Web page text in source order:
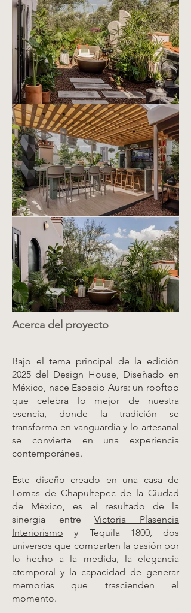
Acerca del proyecto
Bajo el tema principal de la edición
2025 del Design House, Diseñado en
México, nace Espacio Aura: un rooftop
que celebra lo mejor de nuestra
esencia, donde la tradición se
transforma en vanguardia y lo artesanal
se convierte en una experiencia
contemporánea.
Este diseño creado en una casa de
Lomas de Chapultepec de la Ciudad
de México, es el resultado de la
sinergia entreVictoria Plasencia
Interiorismo y Tequila 1800, dos
universos que comparten la pasión por
lo hecho a la medida, la elegancia
atemporal y la capacidad de generar
memorias que trascienden el
momento.